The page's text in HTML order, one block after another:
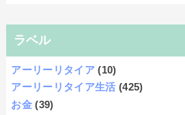
ラベル
アーリーリタイア (10)
アーリーリタイア生活 (425)
お金 (39)